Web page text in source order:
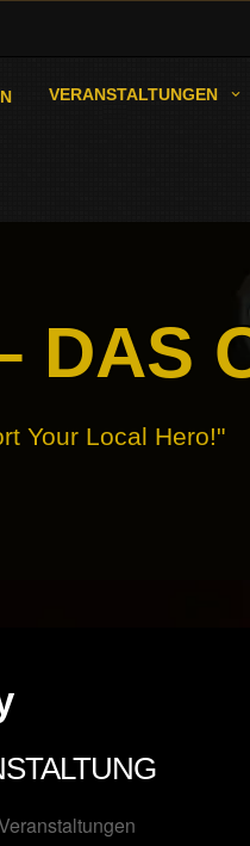
VERANSTALTUNGEN
DAS
Your Local Hero!"